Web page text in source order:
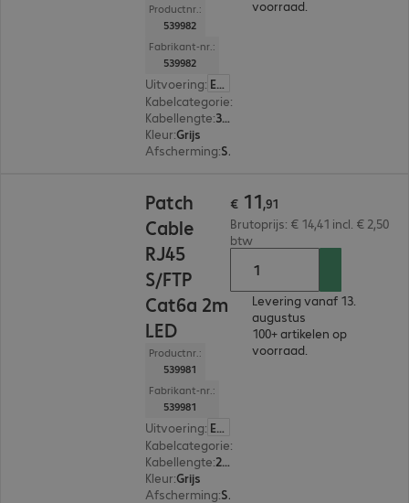
Productnr.:
539982
Fabrikant-nr.:
539982
Uitvoering: Europa
Kabelcategorie:
Kabellengte: 3 m
Kleur:Grijs
Afscherming: S/FTP (PIMF)
voorraad.
Patch
Cable
RJ45
S/FTP
Cat6a 2m
LED
Productnr.:
539981
Fabrikant-nr.:
539981
Uitvoering: Europa
Kabelcategorie:
Kabellengte: 2 m
Kleur:Grijs
Afscherming: S/FTP (PIMF)
€ 11,91
Brutoprijs: € 14,41 incl. € 2,50
btw
Levering vanaf 13.
augustus
100+ artikelen op
voorraad.